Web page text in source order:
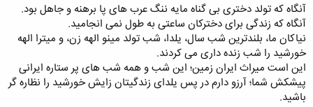
آنگاه که تولد دختری بی گناه مایه ننگ عرب های پا برهنه و جاهل بود.
آنگاه که زندگی برای دخترکان ساعتی به طول نمی انجامید.
نیاکان ما، بلندترین شب سال، یلدا، شب تولد مینو الهه زن، و میترا الهه
خورشید را شب زنده داری می کردند.
این است میراث ایران زمین؛ این شب و همه شب های پر ستاره ایرانی
پیشکش شما؛ آرزو دارم در پس یلدای زندگیتان زایش خورشید را نظاره گر
باشید.